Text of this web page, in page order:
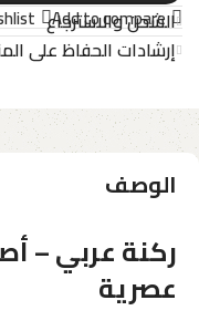
Add to compare
الشحن والاسترجاع
إرشادات الحفاظ على
الوصف
ركنة عربي –
عصرية